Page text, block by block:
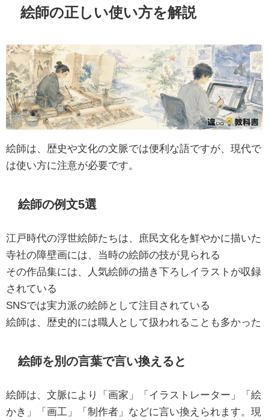
絵師の正しい使い方を解説
絵師は、歴史や文化の文脈では便利な語ですが、現代で
は使い方に注意が必要です。
絵師の例文5選
江戸時代の浮世絵師たちは、庶民文化を鮮やかに描いた
寺社の障壁画には、当時の絵師の技が見られる
その作品集には、人気絵師の描き下ろしイラストが収録
されている
SNSでは実力派の絵師として注目されている
絵師は、歴史的には職人として扱われることも多かった
絵師を別の言葉で言い換えると
絵師は、文脈により「画家」「イラストレーター」「絵
かき」「画工」「制作者」などに言い換えられます。現